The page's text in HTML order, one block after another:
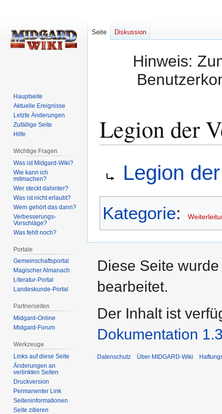
Hinweis:
Legion der
springen
springenLegion
Kategorie:
Seite Diskussion
Hauptseite
Aktuelle Ereignisse
Letzte Änderungen
Zufällige Seite
Hilfe
Wichtige Fragen
Was ist Midgard-Wiki?
Wie kann ich
mitmachen?
Wer steckt dahinter?
Was ist nicht erlaubt?
Wem gehört das dann?
Verbesserungs-
Vorschläge?
Was fehlt noch?
Portale
Gemeinschafts­portal
Magischer Almanach
Literatur-Portal
Landeskunde-Portal
Partnerseiten
Midgard-Online
Midgard-Forum
Werkzeuge
Links auf diese Seite
Änderungen an
verlinkten Seiten
Druckversion
Permanenter Link
Seiten­­informationen
Seite zitieren
Diese Seite
bearbeitet.
Der Inhalt ist
Dokumentation
Datenschutz Über MIDGARD-Wiki